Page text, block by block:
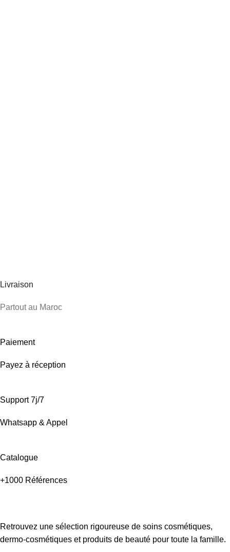
Livraison
Partout au Maroc
Paiement
Payez à réception
Support 7j/7
Whatsapp & Appel
Catalogue
+1000 Références
Retrouvez une sélection rigoureuse de soins cosmétiques,
dermo-cosmétiques et produits de beauté pour toute la famille.